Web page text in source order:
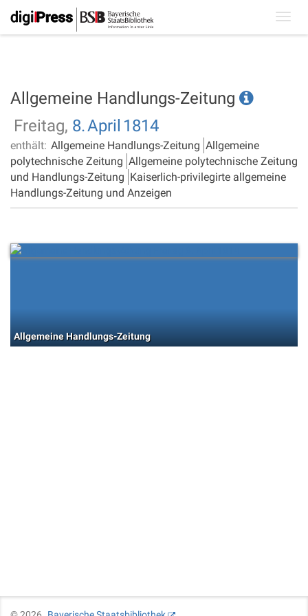
Allgemeine Handlungs-Zeitung
Freitag, 8.April 1814
enthält: Allgemeine Handlungs-Zeitung Allgemeine
polytechnische Zeitung Allgemeine polytechnische Zeitung
und Handlungs-Zeitung Kaiserlich-privilegirte allgemeine
Handlungs-Zeitung und Anzeigen
Allgemeine Handlungs-Zeitung